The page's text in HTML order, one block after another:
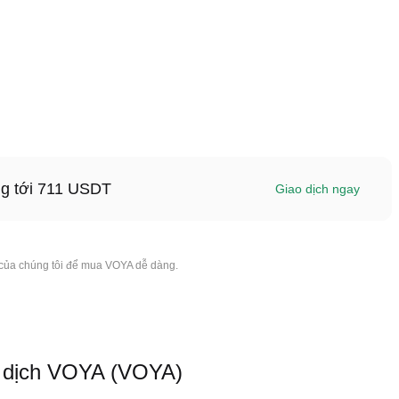
tới 711 USDT Giao dịch ngay
chúng tôi để mua VOYA dễ dàng.
VOYA (VOYA)